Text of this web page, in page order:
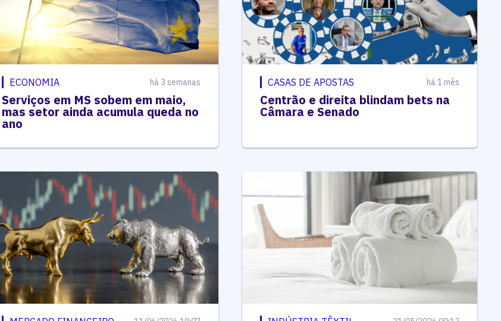
ECONOMIA há 3 semanas
Serviços em MS sobem em maio,
mas setor ainda acumula queda no
ano
CASAS DE APOSTAS há 1 mês
Centrão e direita blindam bets na
Câmara e Senado